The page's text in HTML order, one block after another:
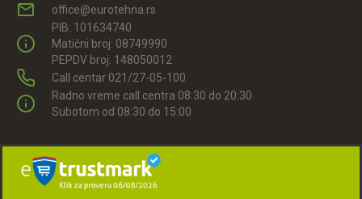
office@eurotehna.rs
PIB: 101634740
Matični broj: 08749990
PEPDV broj: 148050012
Call centar 021/27-05-100
Radno vreme call centra 08:30 do 20:30
Subotom od 08:30 do 15:00